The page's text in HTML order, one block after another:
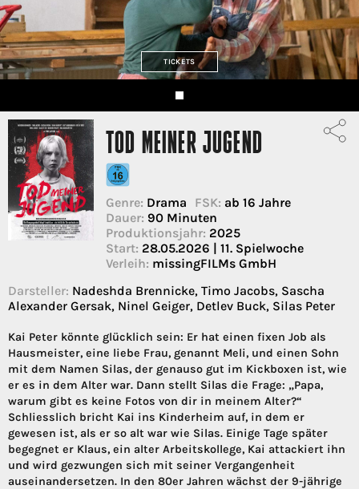
TICKETS
TOD MEINER JUGEND
Genre: Drama FSK: ab 16 Jahre
Dauer: 90 Minuten
Produktionsjahr: 2025
Start: 28.05.2026 | 11. Spielwoche
Verleih: missingFILMs GmbH
Darsteller: Nadeshda Brennicke, Timo Jacobs, Sascha
Alexander Gersak, Ninel Geiger, Detlev Buck, Silas Peter
Kai Peter könnte glücklich sein: Er hat einen fixen Job als
Hausmeister, eine liebe Frau, genannt Meli, und einen Sohn
mit dem Namen Silas, der genauso gut im Kickboxen ist, wie
er es in dem Alter war. Dann stellt Silas die Frage: „Papa,
warum gibt es keine Fotos von dir in meinem Alter?“
Schliesslich bricht Kai ins Kinderheim auf, in dem er
gewesen ist, als er so alt war wie Silas. Einige Tage später
begegnet er Klaus, ein alter Arbeitskollege, Kai attackiert ihn
und wird gezwungen sich mit seiner Vergangenheit
auseinandersetzen. In den 80er Jahren wächst der 9-jährige